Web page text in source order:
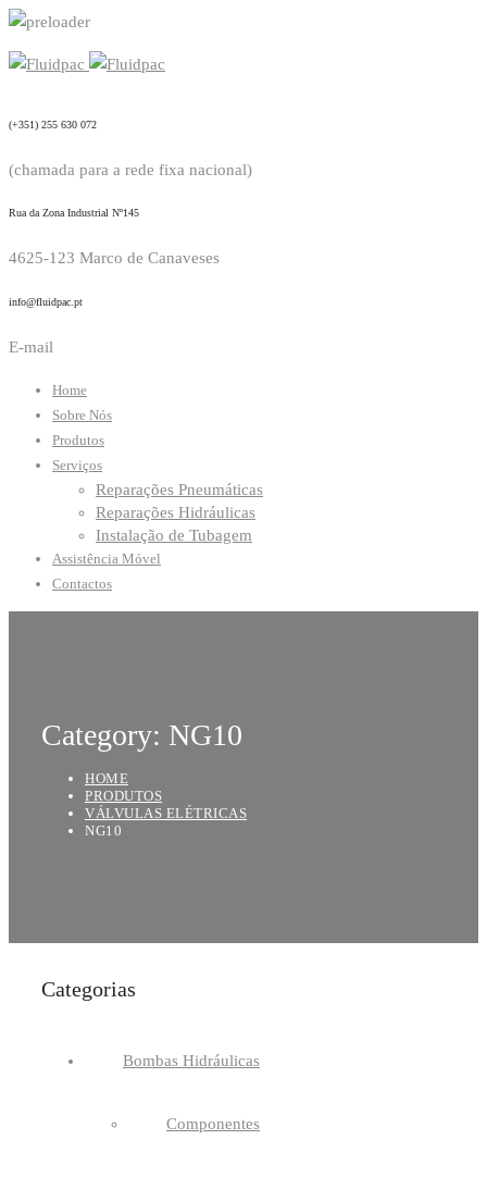
(+351) 255 630 072
(chamada para a rede fixa nacional)
Rua da Zona Industrial Nº145
4625-123 Marco de Canaveses
info@fluidpac.pt
E-mail
Home
Sobre Nós
Produtos
Serviços
Reparações Pneumáticas
Reparações Hidráulicas
Instalação de Tubagem
Assistência Móvel
Contactos
Category: NG10
HOME
PRODUTOS
VÁLVULAS ELÉTRICAS
NG10
Categorias
Bombas Hidráulicas
Componentes